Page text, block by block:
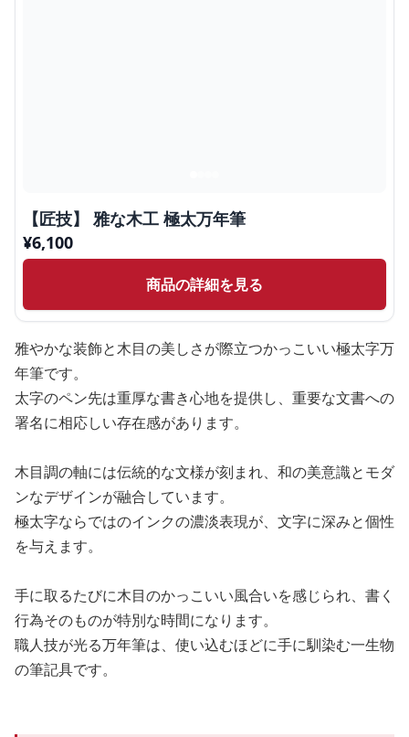
【匠技】 雅な木工 極太万年筆
¥6,100
商品の詳細を見る
雅やかな装飾と木目の美しさが際立つかっこいい極太字万
年筆です。
太字のペン先は重厚な書き心地を提供し、重要な文書への
署名に相応しい存在感があります。
木目調の軸には伝統的な文様が刻まれ、和の美意識とモダ
ンなデザインが融合しています。
極太字ならではのインクの濃淡表現が、文字に深みと個性
を与えます。
手に取るたびに木目のかっこいい風合いを感じられ、書く
行為そのものが特別な時間になります。
職人技が光る万年筆は、使い込むほどに手に馴染む一生物
の筆記具です。